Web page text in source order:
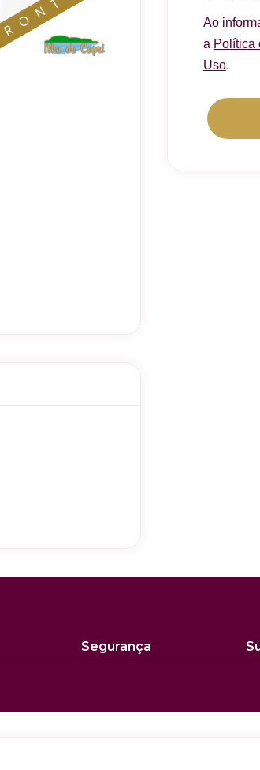
Ao
a Política
Uso.
Segurança